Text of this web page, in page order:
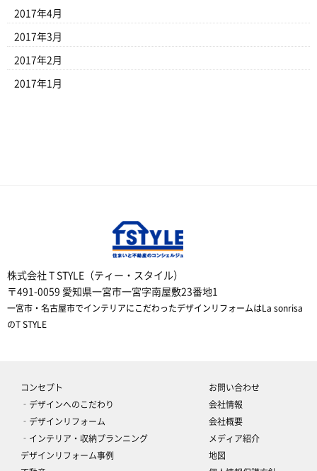
2017年4月
2017年3月
2017年2月
2017年1月
株式会社 T STYLE（ティー・スタイル）
〒491-0059 愛知県一宮市一宮字南屋敷23番地1
一宮市・名古屋市でインテリアにこだわったデザインリフォームはLa sonrisa
のT STYLE
コンセプト
‐デザインへのこだわり
‐デザインリフォーム
‐インテリア・収納プランニング
デザインリフォーム事例
お問い合わせ
会社情報
会社概要
メディア紹介
地図